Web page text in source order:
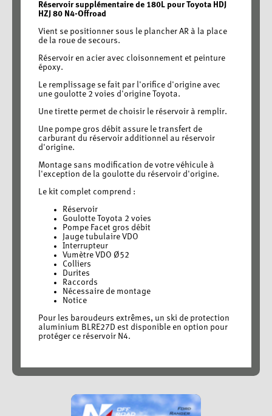
Réservoir supplémentaire de 180L pour Toyota HDJ
HZJ 80 N4-Offroad
Vient se positionner sous le plancher AR à la place
de la roue de secours.
Réservoir en acier avec cloisonnement et peinture
époxy.
Le remplissage se fait par l'orifice d'origine avec
une goulotte 2 voies d'origine Toyota.
Une tirette permet de choisir le réservoir à remplir.
Une pompe gros débit assure le transfert de
carburant du réservoir additionnel au réservoir
d'origine.
Montage sans modification de votre véhicule à
l'exception de la goulotte du réservoir d'origine.
Le kit complet comprend :
Réservoir
Goulotte Toyota 2 voies
Pompe Facet gros débit
Jauge tubulaire VDO
Interrupteur
Vumètre VDO Ø52
Colliers
Durites
Raccords
Nécessaire de montage
Notice
Pour les baroudeurs extrêmes, un ski de protection
aluminium BLRE27D est disponible en option pour
protéger ce réservoir N4.